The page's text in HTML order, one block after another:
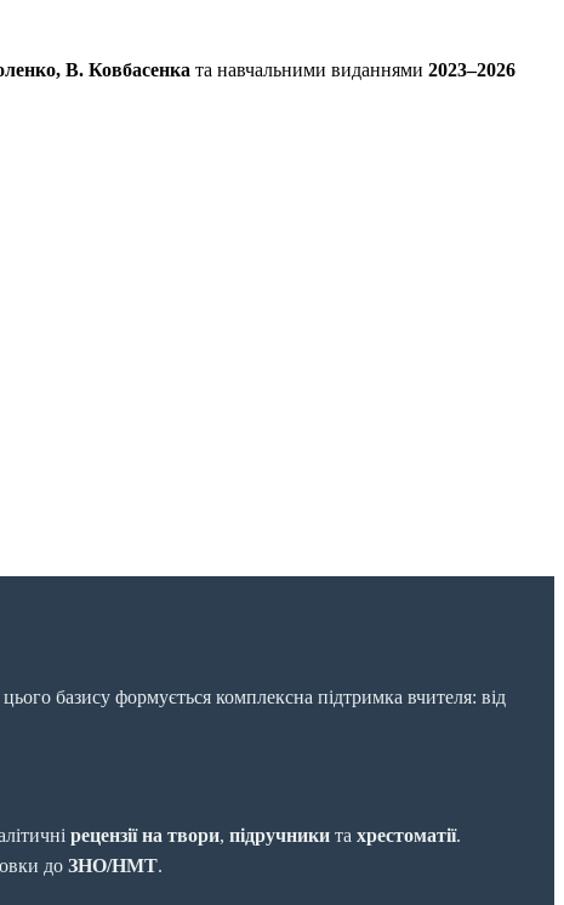
В. Ковбасенка та навчальними виданнями 2023–2026
базису формується комплексна підтримка вчителя: від
рецензії на твори, підручники та хрестоматії.
до ЗНО/НМТ.